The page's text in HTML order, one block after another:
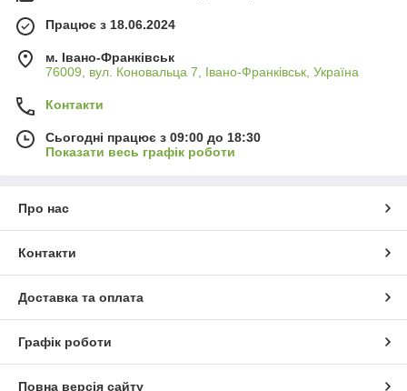
Працює з 18.06.2024
м. Івано-Франківськ
76009, вул. Коновальца 7, Івано-Франківськ, Україна
Контакти
Сьогодні працює з 09:00 до 18:30
Показати весь графік роботи
Про нас
Контакти
Доставка та оплата
Графік роботи
Повна версія сайту